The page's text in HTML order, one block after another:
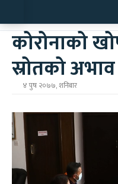
कोरोनाको
स्रोतको अभाव
४ पुष २०७७, शनिबार